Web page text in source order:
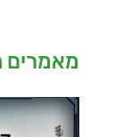
מאמרים